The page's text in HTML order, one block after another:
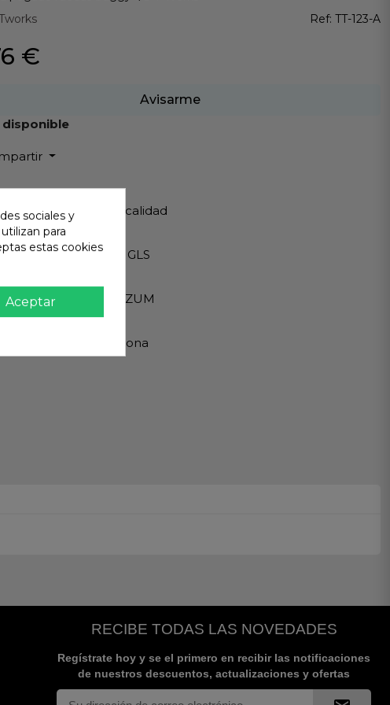
Ref: TT-123-A
€
Avisarme
disponible
de Máxima calidad
Rápido
Internacionales GLS
Seguro
- PAYPAL - BIZUM
atendemos en persona
RECIBE TODAS LAS NOVEDADES
Regístrate hoy y se el primero en recibir las notificaciones
de nuestros descuentos, actualizaciones y ofertas
sociales y
para
estas cookies
Aceptar